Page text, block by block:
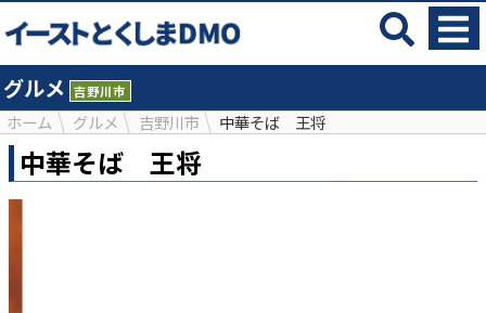
グルメ 吉野川市
ホーム グルメ 吉野川市 中華そば 王将
中華そば 王将